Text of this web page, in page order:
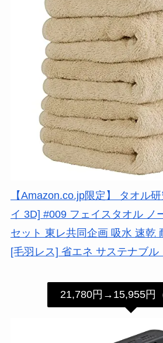
【Amazon.co.jp限定】 タオル
イ 3D] #009 フェイスタオル ノ
セット 東レ共同企画 吸水 速乾
[毛羽レス] 省エネ サステナブル
21,780円→15,955円